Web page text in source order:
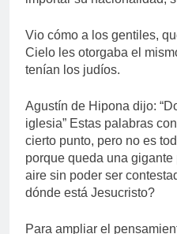
Vio cómo a los gentiles,
Cielo les otorgaba el
tenían los judíos.
Agustín de Hipona dijo:
iglesia” Estas palabras
cierto punto, pero no es
porque queda una gigante
aire sin poder ser
dónde está Jesucristo?
Para ampliar el